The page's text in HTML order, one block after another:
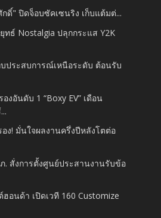
กดิ์" ปิดจ็อบซัคเซนริง เก็บแต้มต่...
ยุทธ์ Nostalgia ปลุกกระแส Y2K
บประสบการณ์เหนือระดับ ต้อนรับ
องอันดับ 1 “Boxy EV” เดือน
อง! มั่นใจผลงานครึ่งปีหลังโตต่อ
. สั่งการตั้งศูนย์ประสานงานรับข้อ
อนด้า เปิดเวที 160 Customize